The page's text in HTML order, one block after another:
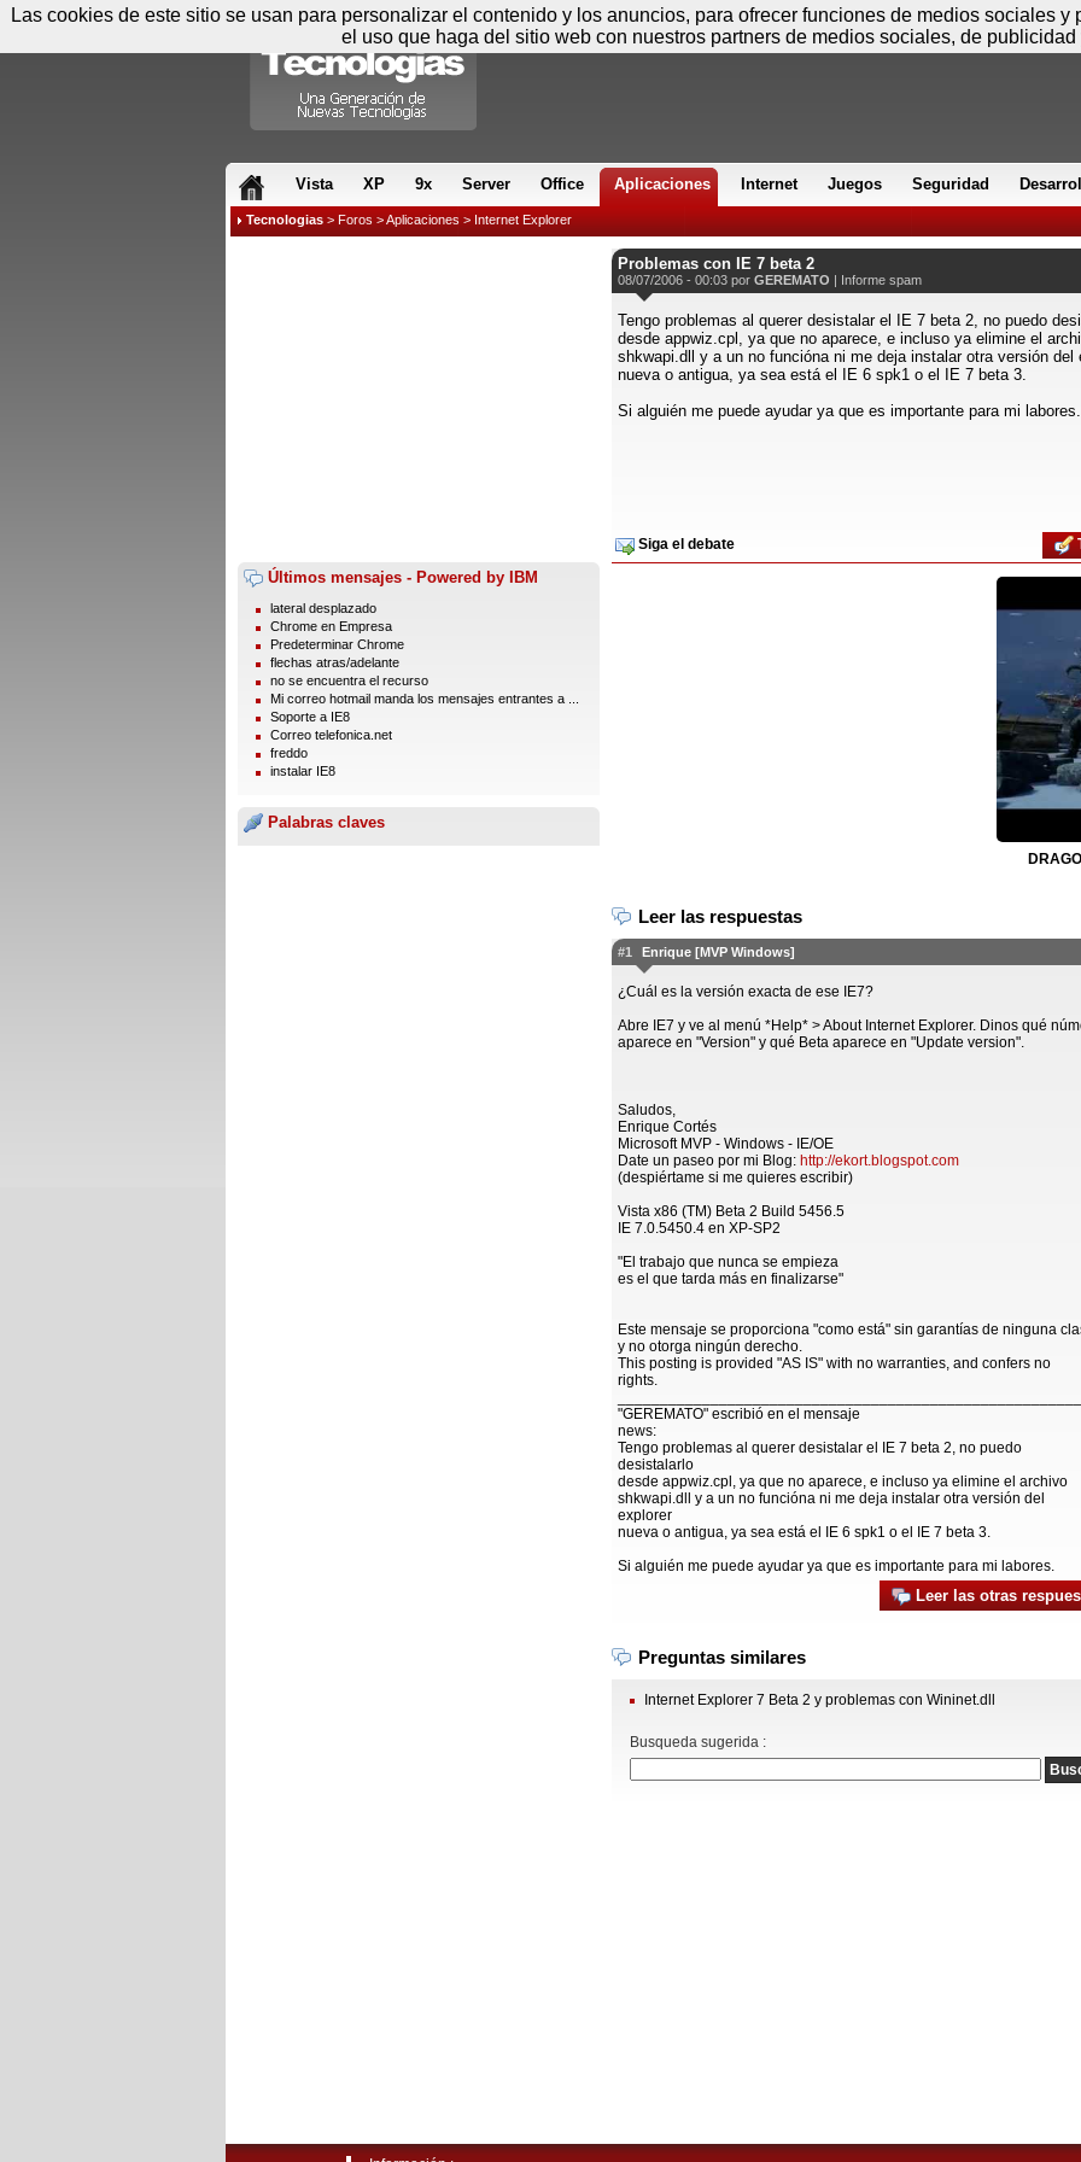
Vista XP 9x Server Office Aplicaciones Internet Juegos Seguridad
Tecnologias > Foros >Aplicaciones > Internet Explorer
Últimos mensajes - Powered by IBM
lateral desplazado
Chrome en Empresa
Predeterminar Chrome
flechas atras/adelante
no se encuentra el recurso
Mi correo hotmail manda los mensajes entrantes a ...
Soporte a IE8
Correo telefonica.net
freddo
instalar IE8
Palabras claves
Problemas con IE 7 beta 2
08/07/2006 - 00:03 por GEREMATO | Informe spam
Tengo problemas al querer desistalar el IE 7 beta 2, no puedo
desde appwiz.cpl, ya que no aparece, e incluso ya elimine el
shkwapi.dll y a un no funcióna ni me deja instalar otra versión del
nueva o antigua, ya sea está el IE 6 spk1 o el IE 7 beta 3.
Si alguién me puede ayudar ya que es importante para mi labores.
Siga el debate
Leer las respuestas
#1 Enrique [MVP Windows]
¿Cuál es la versión exacta de ese IE7?
Abre IE7 y ve al menú *Help* > About Internet Explorer. Dinos qué
aparece en "Version" y qué Beta aparece en "Update version".
Saludos,
Enrique Cortés
Microsoft MVP - Windows - IE/OE
Date un paseo por mi Blog: http://ekort.blogspot.com
(despiértame si me quieres escribir)
Vista x86 (TM) Beta 2 Build 5456.5
IE 7.0.5450.4 en XP-SP2
"El trabajo que nunca se empieza
es el que tarda más en finalizarse"
Este mensaje se proporciona "como está" sin garantías de ninguna
y no otorga ningún derecho.
This posting is provided "AS IS" with no warranties, and confers no
rights.
"GEREMATO" escribió en el mensaje
news:
Tengo problemas al querer desistalar el IE 7 beta 2, no puedo
desistalarlo
desde appwiz.cpl, ya que no aparece, e incluso ya elimine el archivo
shkwapi.dll y a un no funcióna ni me deja instalar otra versión del
explorer
nueva o antigua, ya sea está el IE 6 spk1 o el IE 7 beta 3.
Si alguién me puede ayudar ya que es importante para mi labores.
Leer las otras
Preguntas similares
Internet Explorer 7 Beta 2 y problemas con Wininet.dll
Busqueda sugerida :
Las cookies de este sitio se usan para personalizar el contenido y los anuncios, para ofrecer funciones de medios sociales
el uso que haga del sitio web con nuestros partners de medios sociales, de